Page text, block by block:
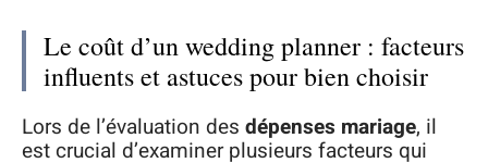
Le coût d’un wedding planner : facteurs
influents et astuces pour bien choisir
Lors de l’évaluation des dépenses mariage, il
est crucial d’examiner plusieurs facteurs qui